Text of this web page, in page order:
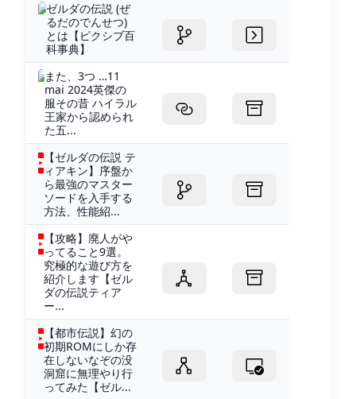
ゼルダの伝説 (ぜ
るだのでんせつ)
とは【ピクシブ百
科事典】
また、3つ …11
mai 2024英傑の
服その昔 ハイラル
王家から認められ
た五...
【ゼルダの伝説 テ
ィアキン】序盤か
ら最強のマスター
ソードを入手する
方法、性能紹...
【攻略】廃人がや
ってること9選。
究極的な遊び方を
紹介します【ゼル
ダの伝説ティア
ー...
【都市伝説】幻の
初期ROMにしか存
在しないなぞの没
洞窟に無理やり行
ってみた【ゼル...